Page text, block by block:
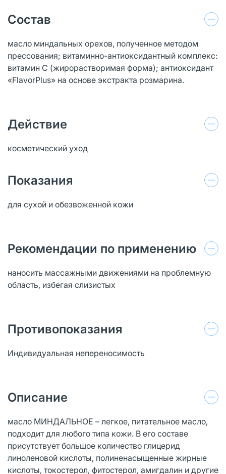
Состав
масло миндальных орехов, полученное методом
прессования; витаминно-антиоксидантный комплекс:
витамин С (жирорастворимая форма); антиоксидант
«FlavorPlus» на основе экстракта розмарина.
Действие
косметический уход
Показания
для сухой и обезвоженной кожи
Рекомендации по применению
наносить массажными движениями на проблемную
область, избегая слизистых
Противопоказания
Индивидуальная непереносимость
Описание
масло МИНДАЛЬНОЕ – легкое, питательное масло,
подходит для любого типа кожи. В его составе
присутствует большое количество глицерид
линоленовой кислоты, полиненасыщенные жирные
кислоты, токостерол, фитостерол, амигдалин и другие